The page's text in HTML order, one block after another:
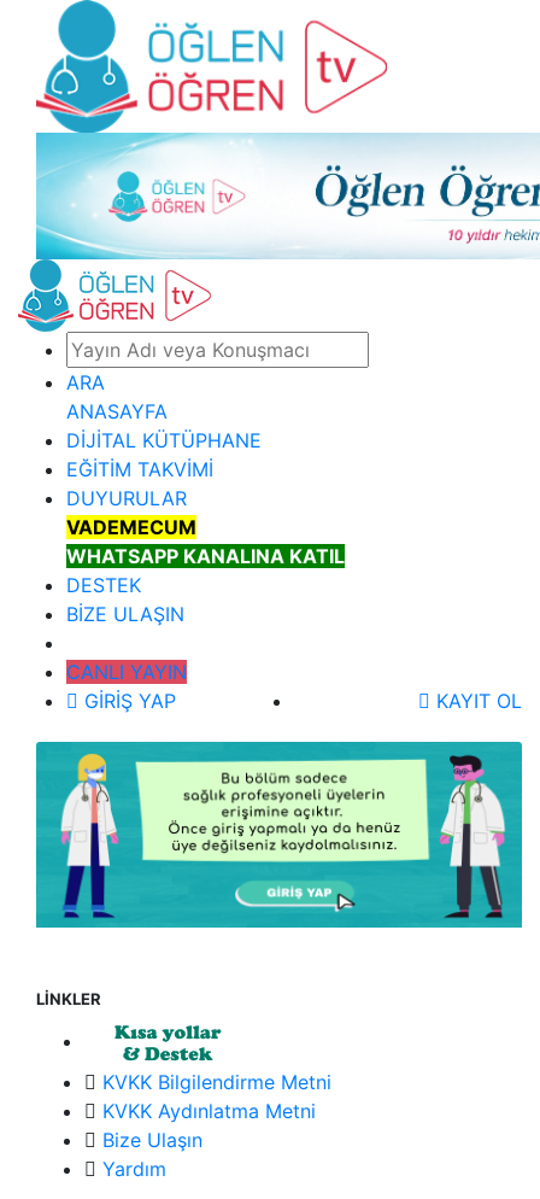
ARA
ANASAYFA
DİJİTAL KÜTÜPHANE
EĞİTİM TAKVİMİ
DUYURULAR
VADEMECUM
WHATSAPP KANALINA KATIL
DESTEK
BİZE ULAŞIN
CANLI YAYIN
GİRİŞ YAP
KAYIT OL
LİNKLER
KVKK Bilgilendirme Metni
KVKK Aydınlatma Metni
Bize Ulaşın
Yardım